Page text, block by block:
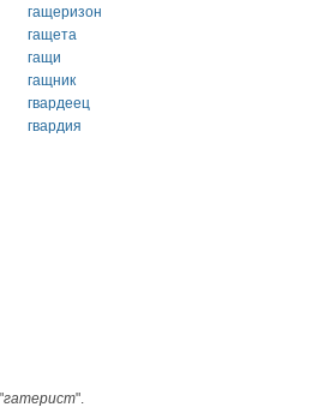
гащеризон
гащета
гащи
гащник
гвардеец
гвардия
гатерист".